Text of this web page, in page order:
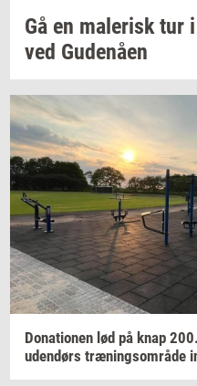
Gå en ma­le­risktur i
ved Gu­denå­en
Do­na­tio­nen lød på knap
uden­dørs træ­nings­om­rå­de